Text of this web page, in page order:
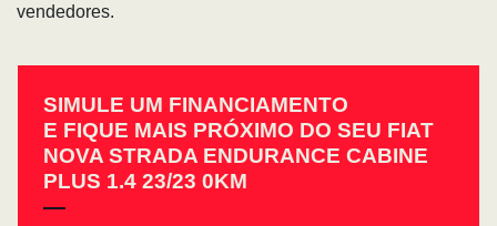
vendedores.
SIMULE UM FINANCIAMENTO
E FIQUE MAIS PRÓXIMO DO SEU FIAT
NOVA STRADA ENDURANCE CABINE
PLUS 1.4 23/23 0KM